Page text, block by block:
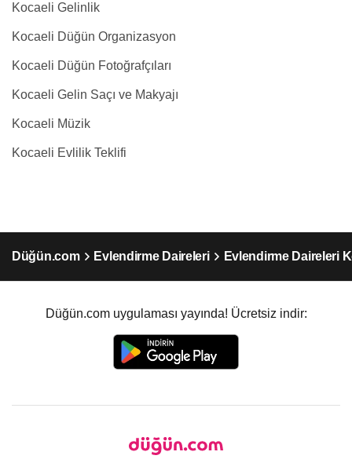
Kocaeli Gelinlik
Kocaeli Düğün Organizasyon
Kocaeli Düğün Fotoğrafçıları
Kocaeli Gelin Saçı ve Makyajı
Kocaeli Müzik
Kocaeli Evlilik Teklifi
Düğün.com Evlendirme Daireleri Evlendirme Daireleri
Düğün.com uygulaması yayında! Ücretsiz indir: